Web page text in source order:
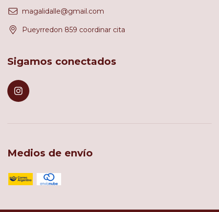
magalidalle@gmail.com
Pueyrredon 859 coordinar cita
Sigamos conectados
Medios de envío